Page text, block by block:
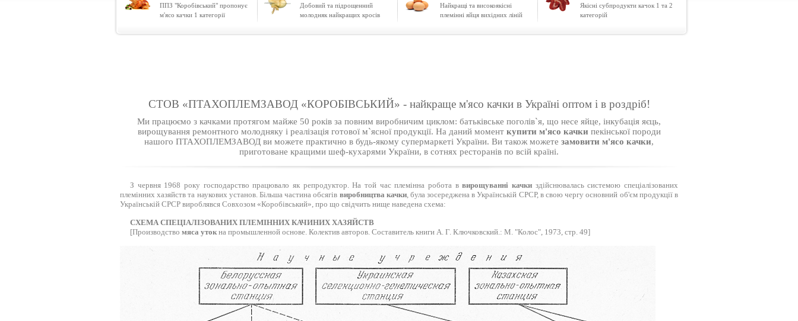
ППЗ "Коробівський" пропонує
м'ясо качки 1 категорії
Добовий та підрощенний
молодняк найкращих кросів
Найкращі та високоякісні
племінні яйця вихідних ліній
Якісні субпродукти качок 1 та 2
категорій
СТОВ «ПТАХОПЛЕМЗАВОД «КОРОБІВСЬКИЙ» - найкраще м'ясо качки в Україні оптом і в роздріб!
Ми працюємо з качками протягом майже 50 років за повним виробничим циклом: батьківське поголів`я, що несе яйце, інкубація яєць,
вирощування ремонтного молодняку і реалізація готової м`ясної продукції. На даний момент купити м'ясо качки пекінської породи
нашого ПТАХОПЛЕМЗАВОД ви можете практично в будь-якому супермаркеті України. Ви також можете замовити м'ясо качки,
приготоване кращими шеф-кухарями України, в сотнях ресторанів по всій країні.
З червня 1968 року господарство працювало як репродуктор. На той час племінна робота ввирощуванні качки здійснювалась системою спеціалізованих
племінних хазяйств та наукових установ. Більша частина обсягів виробництва качки, була зосереджена в Українській СРСР, в свою чергу основний об'єм продукції в
Українській СРСР вироблявся Совхозом «Коробівський», про що свідчить нище наведена схема:
СХЕМА СПЕЦІАЛІЗОВАНИХ ПЛЕМІННИХ КАЧИНИХ ХАЗЯЙСТВ
[Производство мяса утокна промышленной основе. Колектив авторов. Составитель книги А. Г. Ключковский.: М. "Колос", 1973, стр. 49]